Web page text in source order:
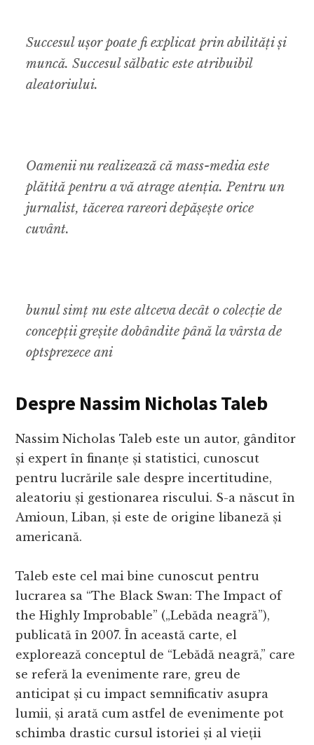
Succesul ușor poate fi explicat prin abilități și
muncă. Succesul sălbatic este atribuibil
aleatoriului.
Oamenii nu realizează că mass-media este
plătită pentru a vă atrage atenția. Pentru un
jurnalist, tăcerea rareori depășește orice
cuvânt.
bunul simț nu este altceva decât o colecție de
concepții greșite dobândite până la vârsta de
optsprezece ani
Despre Nassim Nicholas Taleb
Nassim Nicholas Taleb este un autor, gânditor
și expert în finanțe și statistici, cunoscut
pentru lucrările sale despre incertitudine,
aleatoriu și gestionarea riscului. S-a născut în
Amioun, Liban, și este de origine libaneză și
americană.
Taleb este cel mai bine cunoscut pentru
lucrarea sa “The Black Swan: The Impact of
the Highly Improbable” („Lebăda neagră”),
publicată în 2007. În această carte, el
explorează conceptul de “Lebădă neagră,” care
se referă la evenimente rare, greu de
anticipat și cu impact semnificativ asupra
lumii, și arată cum astfel de evenimente pot
schimba drastic cursul istoriei și al vieții